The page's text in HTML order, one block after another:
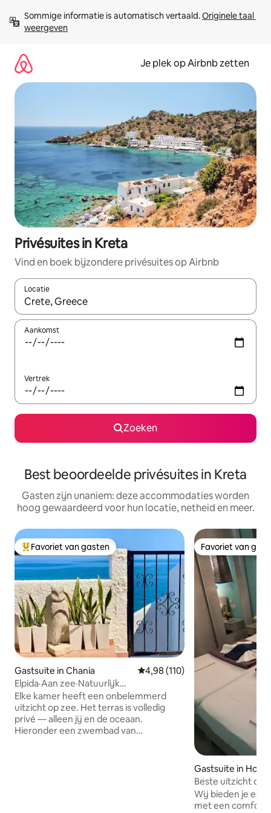
direct
naar
Sommige informatie is automatisch vertaald. Originele taal
weergeven
Je plek op Airbnb zetten
Privésuites in Kreta
Vind en boek bijzondere privésuites op Airbnb
Locatie
Wanneer er resultaten beschikbaar zijn, maak je een keuze
Aankomst
Vertrek
Zoeken
Best beoordeelde privésuites in Kreta
Gasten zijn unaniem: deze accommodaties worden
hoog gewaardeerd voor hun locatie, netheid en meer.
Topfavoriet van gasten
Favoriet van gasten
Gastsuite in Chania Gemiddelde beoordeling van
4,98 (110)
Elpida·Aan zee·Natuurlijk
zeezwembad·Onbelemmerd uitzicht
Elke kamer heeft een onbelemmerd
uitzicht op zee. Het terras is volledig
privé — alleen jij en de oceaan.
Hieronder een zwembad van
Favoriet van
Favoriet van
Gastsuite in Hora
Beste uitzicht op
Apartments #3
Wij bieden je
met een